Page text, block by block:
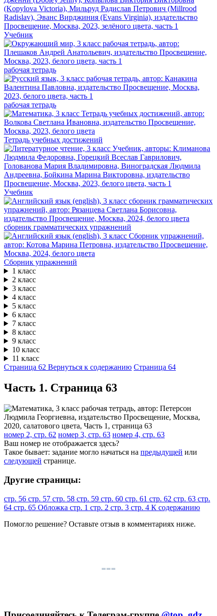
Учебник
рабочая тетрадь
рабочая тетрадь
Тетрадь учебных достижений
Учебник
сборник грамматических упражнений
Сборник упражнений
1 класс
2 класс
3 класс
4 класс
5 класс
6 класс
7 класс
8 класс
9 класс
10 класс
11 класс
Страница 62 Вернуться к содержанию Страница 64
Часть 1. Cтраница 63
номер 2, стр. 62 номер 3, стр. 63 номер 4, стр. 63
Ваш номер не отображается здесь?
Такое бывает: задание могло начаться на предыдущей или
следующей странице.
Другие страницы:
стр. 56 стр. 57 стр. 58 стр. 59 стр. 60 стр. 61 стр. 62 стр. 63 стр.
64 стр. 65 Обложка стр. 1 стр. 2 стр. 3 стр. 4 К содержанию
Помогло решение? Оставьте отзыв в комментариях ниже.